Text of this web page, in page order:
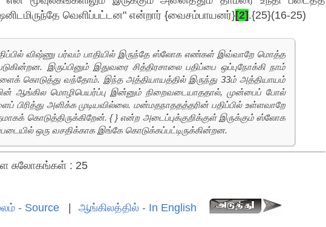
வெளிப்பட்டன" என்றார் {வைசம்பாயனர்}[2].{25}(16-25)
விஷ்ணு பர்வம் பாதியில் இருந்தே ஸ்லோக எண்கள் இவ்வாறே மொத்த
இருப்பினும் இதுவரை சித்திரசாலை பதிப்பை ஒப்புநோக்கி நாம்
கொடுத்து வந்தோம். இந்த அத்தியாயத்தில் இருந்து 33ம் அத்தியாயம்
ஆங்கில மொழிபெயர்ப்பு இன்னும் நிறைவடையாததால், முன்பைப் போல்
அளிக்க முடியவில்லை. மன்மதநாததத்தரின் பதிப்பில் உள்ளவாறே
கொடுத்திருக்கிறேன். { } என்ற அடைப்புக்குறிக்குள் இருக்கும் ஸ்லோக
ஒரு வசதிக்காக இங்கே கொடுக்கப்பட்டிருக்கின்றன.
சுலோகங்கள் : 25
- Source | ஆங்கிலத்தில் - In English